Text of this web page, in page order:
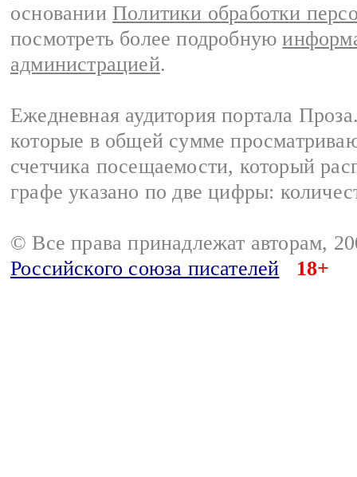
основании Политики обработки
посмотреть более подробную
администрацией.
Ежедневная аудитория портала
которые в общей сумме
счетчика посещаемости, который
графе указано по две цифры:
© Все права принадлежат авторам,
Российского союза писателей
18+